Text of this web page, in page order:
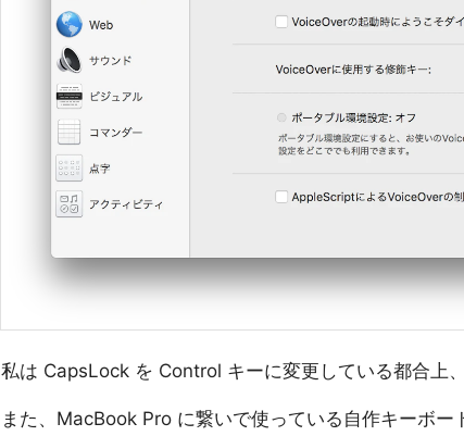
私は CapsLock を Control キーに変更している都合上
また、MacBook Pro に繋いで使っている自作キーボ